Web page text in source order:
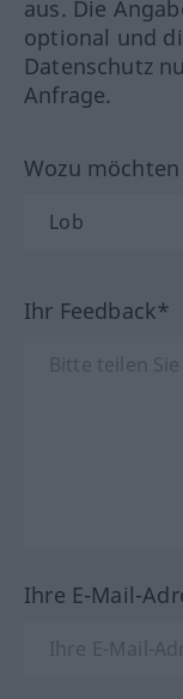
aus. Die
optional und
Datenschutz
Anfrage.
Wozu
Ihr Feedback*
Ihre E-Mail-